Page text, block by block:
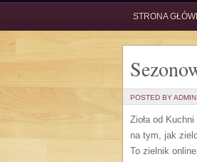
STRONA
POSTED BY ADMIN
Zioła od
na tym, jak
To zielnik